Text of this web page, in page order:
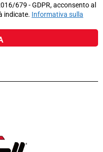
679 - GDPR, acconsento al
indicate. Informativa sulla